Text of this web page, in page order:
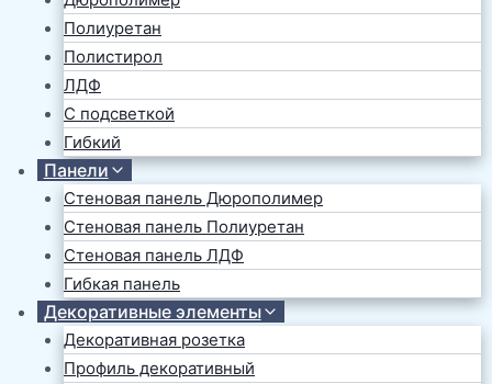
Полиуретан
Полистирол
ЛДФ
С подсветкой
Гибкий
Панели
Стеновая панель Дюрополимер
Стеновая панель Полиуретан
Стеновая панель ЛДФ
Гибкая панель
Декоративные элементы
Декоративная розетка
Профиль декоративный